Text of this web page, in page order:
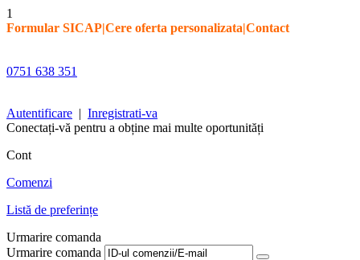
1
Formular SICAP|Cere oferta personalizata|Contact
0751 638 351
Autentificare | Inregistrati-va
Conectați-vă pentru a obține mai multe oportunități
Cont
Comenzi
Listă de preferințe
Urmarire comanda
Urmarire comanda